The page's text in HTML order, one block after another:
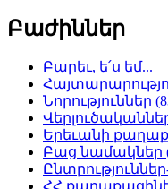
Բաժիններ
Բարեւ, ե՛ս եմ...
Նորություններ
Երեւանի
Բաց նամակներ
Ընտրություններ-